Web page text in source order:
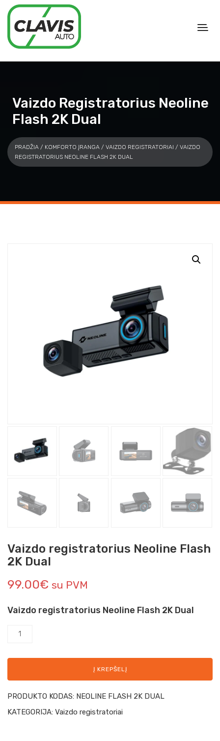
Vaizdo Registratorius Neoline
Flash 2K Dual
PRADŽIA / KOMFORTO ĮRANGA / VAIZDO REGISTRATORIAI / VAIZDO
REGISTRATORIUS NEOLINE FLASH 2K DUAL
Vaizdo registratorius Neoline Flash
2K Dual
99.00€ su PVM
Vaizdo registratorius Neoline Flash 2K Dual
Į KREPŠELĮ
PRODUKTO KODAS: NEOLINE FLASH 2K DUAL
KATEGORIJA: Vaizdo registratoriai